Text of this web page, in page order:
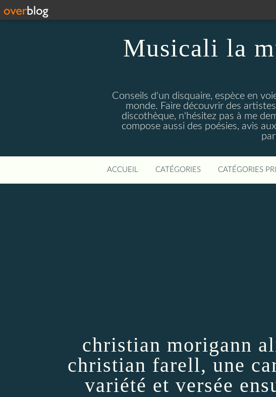
Musicali la
Conseils d'un disquaire, espèce en
monde. Faire découvrir des
discothèque, n'hésitez pas à me
compose aussi des poésies, avis
ACCUEIL CATÉGORIES CATÉGORIES
christian morigann
christian farell, une
variété et versée